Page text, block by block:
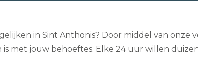
in Sint Anthonis? Door middel van onze
met jouw behoeftes. Elke 24 uur willen